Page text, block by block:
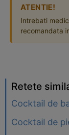
ATENTIE!
Intrebati
recomandata
Retete
Cocktail de
Cocktail de